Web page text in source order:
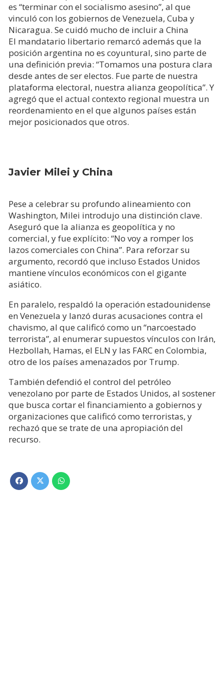
es “terminar con el socialismo asesino”, al que
vinculó con los gobiernos de Venezuela, Cuba y
Nicaragua. Se cuidó mucho de incluir a China
El mandatario libertario remarcó además que la
posición argentina no es coyuntural, sino parte de
una definición previa: “Tomamos una postura clara
desde antes de ser electos. Fue parte de nuestra
plataforma electoral, nuestra alianza geopolítica”. Y
agregó que el actual contexto regional muestra un
reordenamiento en el que algunos países están
mejor posicionados que otros.
Javier Milei y China
Pese a celebrar su profundo alineamiento con
Washington, Milei introdujo una distinción clave.
Aseguró que la alianza es geopolítica y no
comercial, y fue explícito: “No voy a romper los
lazos comerciales con China”. Para reforzar su
argumento, recordó que incluso Estados Unidos
mantiene vínculos económicos con el gigante
asiático.
En paralelo, respaldó la operación estadounidense
en Venezuela y lanzó duras acusaciones contra el
chavismo, al que calificó como un “narcoestado
terrorista”, al enumerar supuestos vínculos con Irán,
Hezbollah, Hamas, el ELN y las FARC en Colombia,
otro de los países amenazados por Trump.
También defendió el control del petróleo
venezolano por parte de Estados Unidos, al sostener
que busca cortar el financiamiento a gobiernos y
organizaciones que calificó como terroristas, y
rechazó que se trate de una apropiación del
recurso.